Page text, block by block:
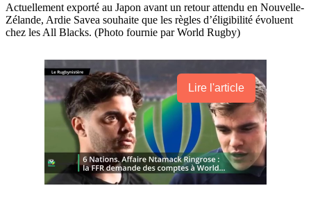
Actuellement exporté au Japon avant un retour attendu en Nouvelle-
Zélande, Ardie Savea souhaite que les règles d’éligibilité évoluent
chez les All Blacks. (Photo fournie par World Rugby)
Lire l'article